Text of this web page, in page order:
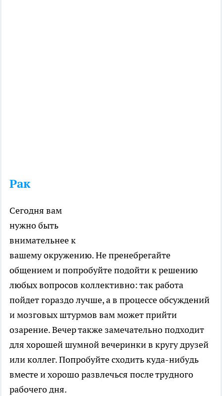
Рак
Сегодня вам
нужно быть
внимательнее к
вашему окружению. Не пренебрегайте
общением и попробуйте подойти к решению
любых вопросов коллективно: так работа
пойдет гораздо лучше, а в процессе обсуждений
и мозговых штурмов вам может прийти
озарение. Вечер также замечательно подходит
для хорошей шумной вечеринки в кругу друзей
или коллег. Попробуйте сходить куда-нибудь
вместе и хорошо развлечься после трудного
рабочего дня.